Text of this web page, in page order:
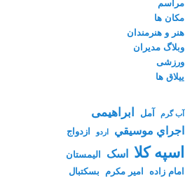
مراسم
مکان ها
هنر و هنرمندان
وبلاگ مدیران
ورزشی
ییلاق ها
آب گرم آمل ابراهیمی
اجراي موسيقي اردو ازدواج
اسپه کلا اسک الیمستان
امام زاده امیر مکرم بسکتبال